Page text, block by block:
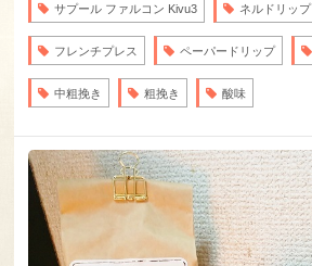
サプール ファルコン Kivu3 ネルドリップ
フレンチプレス ペーパードリップ
中粗挽き 粗挽き 酸味